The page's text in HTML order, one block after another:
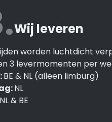
Wij leveren
worden luchtdicht
3 levermomenten per
BE & NL (alleen limburg)
NL
NL & BE